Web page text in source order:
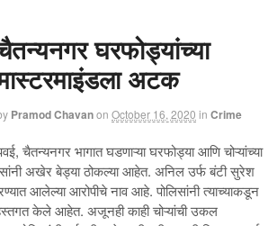
घरफोड्यांच्या
अटक
Pramod Chavanon October 16, 2020 in Crime
चैतन्यनगर भागात घडणाऱ्या घरफोड्या आणि चोऱ्यांच्या
अखेर बेड्या ठोकल्या आहेत. अनिल उर्फ बंटी सुरेश
आलेल्या आरोपीचे नाव आहे. पोलिसांनी त्याच्याकडून
केले आहेत. अजूनही काही चोऱ्यांची उकल